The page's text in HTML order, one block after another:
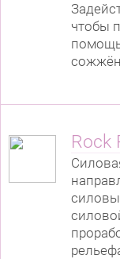
чтобы
Rock